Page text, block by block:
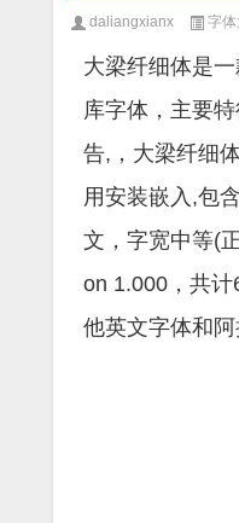
daliangxianx 字体
大梁纤细体是
库字体，主要
告,，大梁纤细
用安装嵌入,包
文，字宽中等(
on 1.000，共
他英文字体和阿